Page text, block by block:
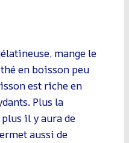
mange le
en boisson peu
est riche en
Plus la
il y aura de
aussi de